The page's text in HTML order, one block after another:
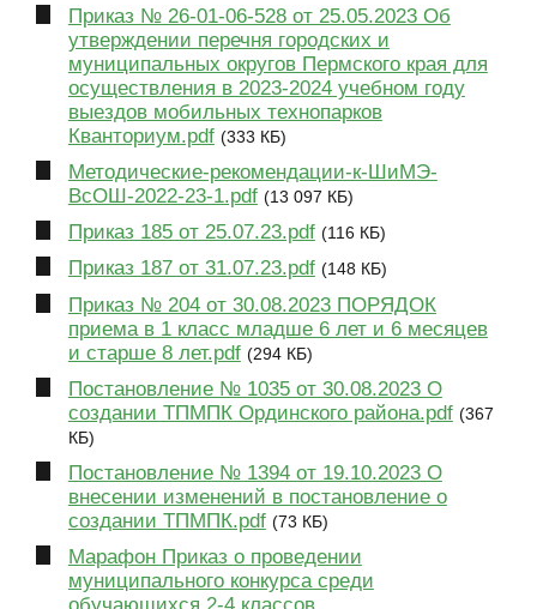
Приказ № 26-01-06-528 от 25.05.2023 Об
утверждении перечня городских и
муниципальных округов Пермского края для
осуществления в 2023-2024 учебном году
выездов мобильных технопарков
Кванториум.pdf (333 КБ)
Методические-рекомендации-к-ШиМЭ-
ВсОШ-2022-23-1.pdf (13 097 КБ)
Приказ 185 от 25.07.23.pdf (116 КБ)
Приказ 187 от 31.07.23.pdf (148 КБ)
Приказ № 204 от 30.08.2023 ПОРЯДОК
приема в 1 класс младше 6 лет и 6 месяцев
и старше 8 лет.pdf (294 КБ)
Постановление № 1035 от 30.08.2023 О
создании ТПМПК Ординского района.pdf (367
КБ)
Постановление № 1394 от 19.10.2023 О
внесении изменений в постановление о
создании ТПМПК.pdf (73 КБ)
Марафон Приказ о проведении
муниципального конкурса среди